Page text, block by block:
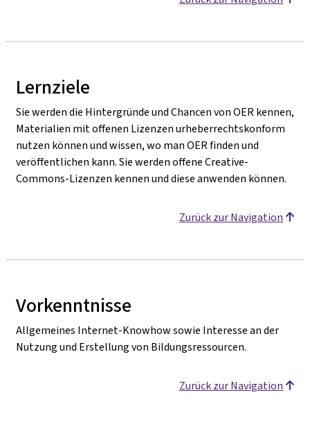
Lernziele
Sie werden die Hintergründe und Chancen von OER kennen,
Materialien mit offenen Lizenzen urheberrechtskonform
nutzen können und wissen, wo man OER finden und
veröffentlichen kann. Sie werden offene Creative-
Commons-Lizenzen kennen und diese anwenden können.
Zurück zur Navigation
Vorkenntnisse
Allgemeines Internet-Knowhow sowie Interesse an der
Nutzung und Erstellung von Bildungsressourcen.
Zurück zur Navigation